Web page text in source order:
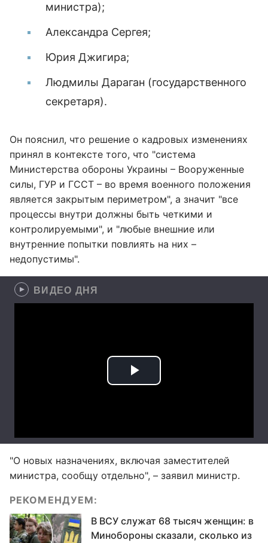
министра);
Александра Сергея;
Юрия Джигира;
Людмилы Дараган (государственного
секретаря).
Он пояснил, что решение о кадровых изменениях
принял в контексте того, что "система
Министерства обороны Украины – Вооруженные
силы, ГУР и ГССТ – во время военного положения
является закрытым периметром", а значит "все
процессы внутри должны быть четкими и
контролируемыми", и "любые внешние или
внутренние попытки повлиять на них –
недопустимы".
ВИДЕО ДНЯ
"О новых назначениях, включая заместителей
министра, сообщу отдельно", – заявил министр.
РЕКОМЕНДУЕМ:
В ВСУ служат 68 тысяч женщин: в
Минобороны сказали, сколько из